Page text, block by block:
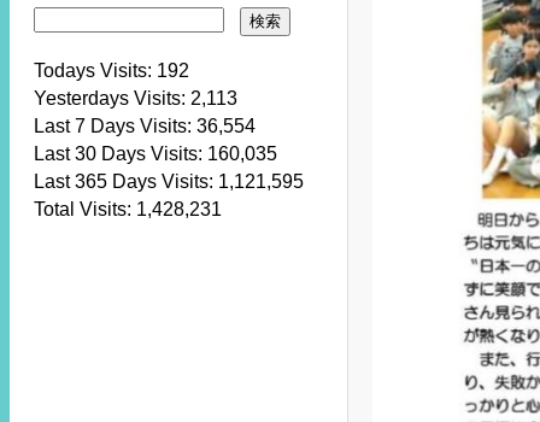
Todays Visits: 192
Yesterdays Visits: 2,113
Last 7 Days Visits: 36,554
Last 30 Days Visits: 160,035
Last 365 Days Visits: 1,121,595
Total Visits: 1,428,231